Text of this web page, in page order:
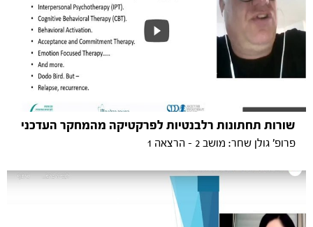
שורות תחתונות רלבנטיות לפרקטיקה מהמחקר העדכני
פרופ' גולן שחר: מושב 2 - הרצאה 1